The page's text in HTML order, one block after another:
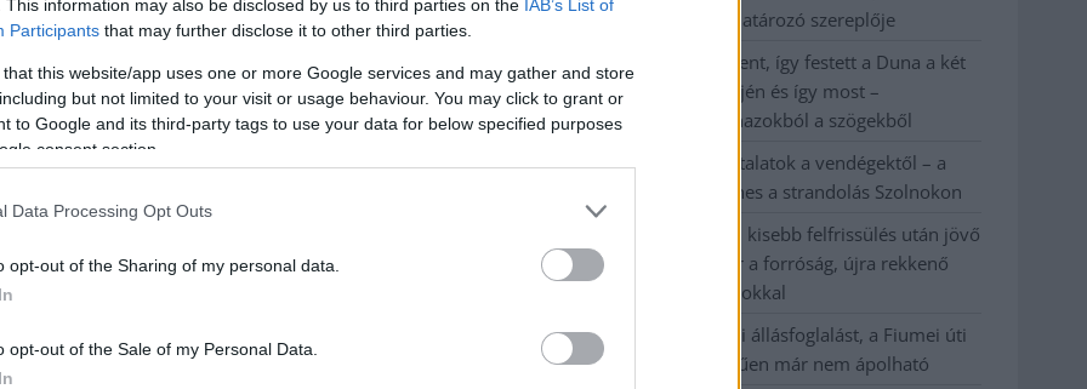
This information may also be disclosed by us to third parties on the IAB’s List of
Participants that may further disclose it to other third parties.
that this website/app uses one or more Google services and may gather and store
but not limited to your visit or usage behaviour. You may click to grant or
to Google and its third-party tags to use your data for below specified purposes
consent section.
Data Processing Opt Outs
opt-out of the Sharing of my personal data.
opt-out of the Sale of my Personal Data.
Magyar Péter. Ezzel gyorsan kiderülne, kinek
a családja miből és hova jutott el két évtized
alatt. Magyar szerint Orbán az EP-képviselők
vagyonnyilatkozatát is átalakítaná, de ezzel
csak saját családjának gazdagodásáról
elterelni a figyelmet.
kerékpárgyártás meghatározó szereplője
Egyszer fent, egyszer lent, így festett a Duna a két
évvel ezelőtti árvíz idején és így most –
fotógyűjtemény ugyanazokból a szögekből
Ilyenek eddig a tapasztalatok a vendégektől – a
hőhullám miatt ingyenes a strandolás Szolnokon
Nem biztató: a hétvégi kisebb felfrissülés után jövő
héten megint visszatér a forróság, újra rekkenő
hőség jön, akár 38 fokokkal
Közzétették a szakértői állásfoglalást, a Fiumei úti
fák többsége szakszerűen már nem ápolható